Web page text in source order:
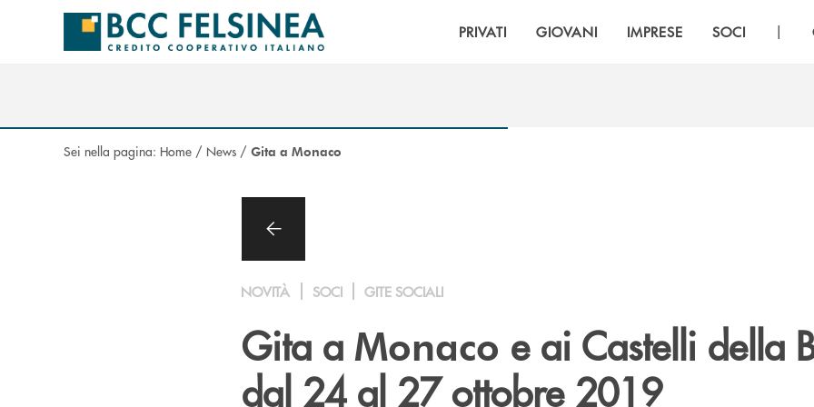
Salta al contenuto principale
PRIVATI GIOVANI IMPRESE SOCI |
Sei nella pagina: Home / News / Gita a Monaco
NOVITÀ SOCI GITE SOCIALI
Gita a Monaco e ai Castelli della
dal 24 al 27 ottobre 2019